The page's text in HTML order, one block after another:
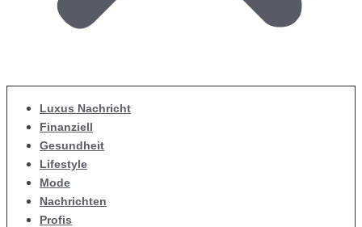
Luxus Nachricht
Finanziell
Gesundheit
Lifestyle
Mode
Nachrichten
Profis